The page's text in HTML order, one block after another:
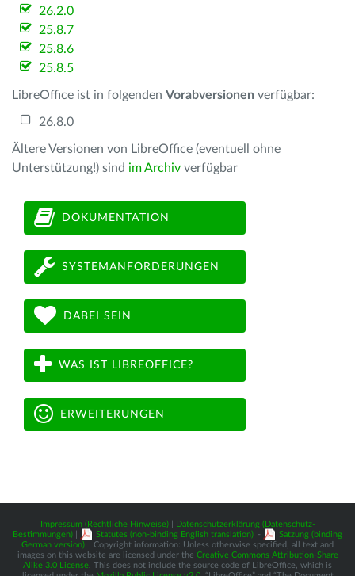
26.2.0
25.8.7
25.8.6
25.8.5
LibreOffice ist in folgenden Vorabversionen verfügbar:
26.8.0
Ältere Versionen von LibreOffice (eventuell ohne
Unterstützung!) sind im Archiv verfügbar
DOKUMENTATION
SYSTEMANFORDERUNGEN
DABEI SEIN
WAS IST LIBREOFFICE?
ERWEITERUNGEN
Impressum (Rechtliche Hinweise)|
Datenschutzerklärung (Datenschutz-
Bestimmungen)
Statutes (non-binding English translation) -
Satzung (binding
German version)
| Copyright information: Unless otherwise specified, all text and
images on this website are licensed under the Creative Commons Attribution-Share
Alike 3.0 License . This does not include the source code of LibreOffice, which is